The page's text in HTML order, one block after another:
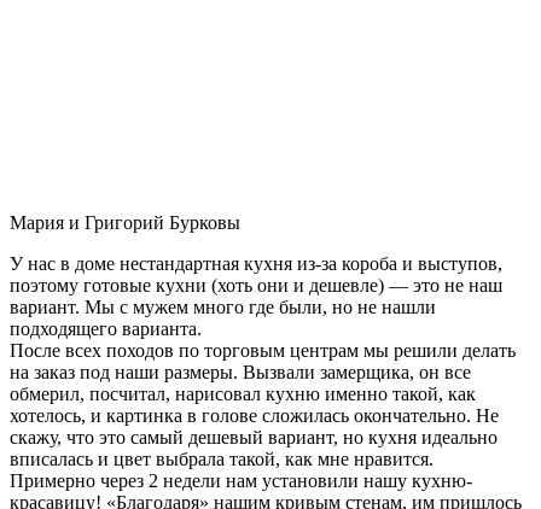
Мария и Григорий Бурковы
У нас в доме нестандартная кухня из-за короба и выступов,
поэтому готовые кухни (хоть они и дешевле) — это не наш
вариант. Мы с мужем много где были, но не нашли
подходящего варианта.
После всех походов по торговым центрам мы решили делать
на заказ под наши размеры. Вызвали замерщика, он все
обмерил, посчитал, нарисовал кухню именно такой, как
хотелось, и картинка в голове сложилась окончательно. Не
скажу, что это самый дешевый вариант, но кухня идеально
вписалась и цвет выбрала такой, как мне нравится.
Примерно через 2 недели нам установили нашу кухню-
красавицу! «Благодаря» нашим кривым стенам, им пришлось